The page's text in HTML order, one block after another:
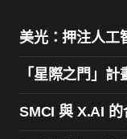
美光：押注人工
「星際之門」
SMCI 與 X.AI